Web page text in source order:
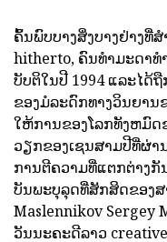
ຄົ້ນພົບບາງສິ່ງບາງຢ່າງທີ່
hitherto, ຄົນທໍາມະດາທໍ
ບັບຕິໃນປີ 1994 ແລະໄດ້
ຂອງມໍລະດົກທາງວິນຍານ
ໃຫ້ການຂອງໂລກທັງຫມົດ
ວຽກຂອງເຊນສາມປີທີ່ຜ່າ
ການຕີຄວາມທີ່ແຕກຕ່າງ
ບັນພະບຸລຸດທີ່ສັກສິດຂອງ
Maslennikov Sergey
ວັນນະຄະດີລາວ